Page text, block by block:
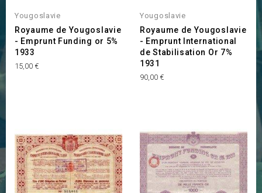
Yougoslavie
Royaume de Yougoslavie
- Emprunt Funding or 5%
1933
Prix
15,00 €
Yougoslavie
Royaume de Yougoslavie
- Emprunt International
de Stabilisation Or 7%
1931
Prix
90,00 €